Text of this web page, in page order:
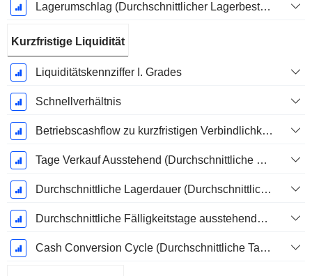
Lagerumschlag (Durchschnittlicher Lagerbestand)
Kurzfristige Liquidität
Liquiditätskennziffer I. Grades
Schnellverhältnis
Betriebscashflow zu kurzfristigen Verbindlichkeiten
Tage Verkauf Ausstehend (Durchschnittliche Forderungen)
Durchschnittliche Lagerdauer (Durchschnittlicher Lagerbestand)
Durchschnittliche Fälligkeitstage ausstehender Zahlungen
Cash Conversion Cycle (Durchschnittliche Tage)